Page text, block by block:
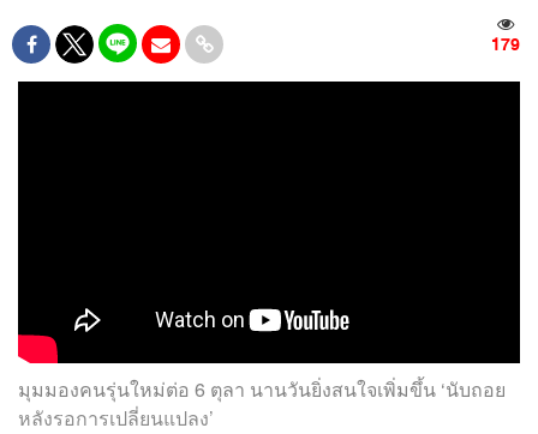
179
มุมมองคนรุ่นใหม่ต่อ 6 ตุลา นานวันยิ่งสนใจเพิ่มขึ้น ‘นับถอย
หลังรอการเปลี่ยนแปลง’